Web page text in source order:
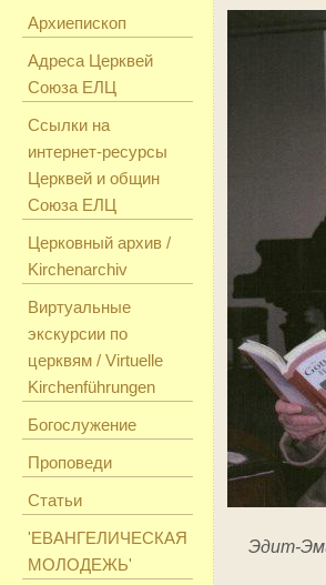
Архиепископ
Адреса Церквей
Союза ЕЛЦ
Ссылки на
интернет-ресурсы
Церквей и общин
Союза ЕЛЦ
Церковный архив /
Kirchenarchiv
Виртуальные
экскурсии по
церквям / Virtuelle
Kirchenführungen
Богослужение
Проповеди
Статьи
'ЕВАНГЕЛИЧЕСКАЯ
МОЛОДЕЖЬ'
Эдит-